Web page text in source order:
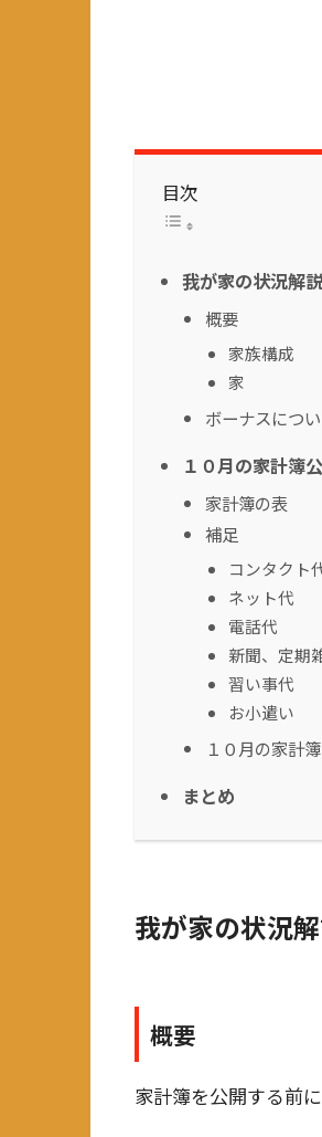
目次
我が家の状況解説
概要
家族構成
家
ボーナスにつ
１０月の家計簿
家計簿の表
補足
コンタクト
ネット代
電話代
新聞、定期
習い事代
お小遣い
１０月の家計
まとめ
我が家の状況
概要
家計簿を公開する前